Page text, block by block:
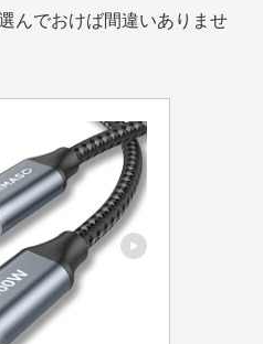
んでおけば間違いありませ